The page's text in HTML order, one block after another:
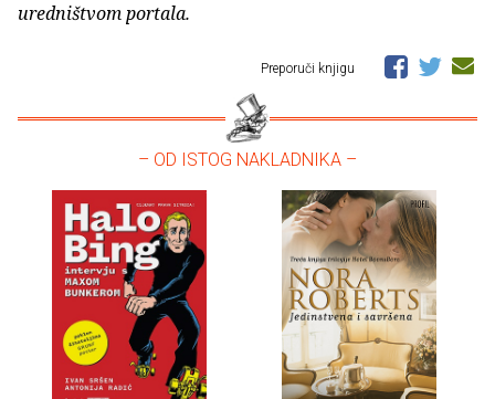
uredništvom portala.
Preporuči knjigu
– OD ISTOG NAKLADNIKA –